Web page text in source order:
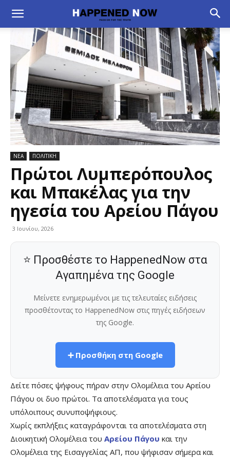
ΝΕΑ ΠΟΛΙΤΙΚΗ
Πρώτοι Λυμπερόπουλος
και Μπακέλας για την
ηγεσία του Αρείου Πάγου
3 Ιουνίου, 2026
⭐ Προσθέστε το HappenedNow στα
Αγαπημένα της Google
Μείνετε ενημερωμένοι με τις τελευταίες ειδήσεις
προσθέτοντας το HappenedNow στις πηγές ειδήσεων
της Google.
➕ Προσθήκη στη Google
Δείτε πόσες ψήφους πήραν στην Ολομέλεια του Αρείου
Πάγου οι δυο πρώτοι. Τα αποτελέσματα για τους
υπόλοιπους συνυποψήφιους.
Χωρίς εκπλήξεις καταγράφονται τα αποτελέσματα στη
Διοικητική Ολομέλεια του Αρείου Πάγου και την
Ολομέλεια της Εισαγγελίας ΑΠ, που ψήφισαν σήμερα και